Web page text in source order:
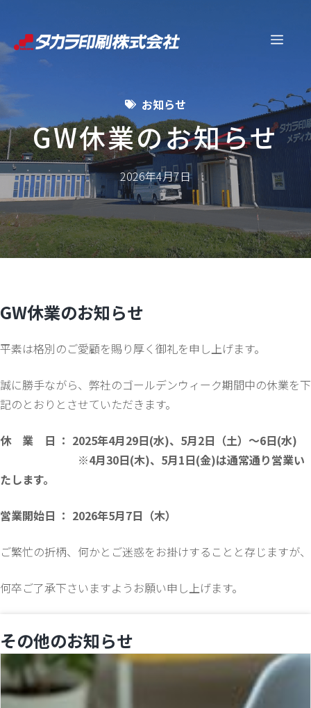
テ
ツ
ス
キ
ッ
メ
ュ
お知らせ
GW休業のお知らせ
2026年4月7日
GW休業のお知らせ
平素は格別のご愛顧を賜り厚く御礼を申し上げます。
誠に勝手ながら、弊社のゴールデンウィーク期間中の休業を下
記のとおりとさせていただきます。
休 業 日 ： 2025年4月29日(水)、5月2日（土）～6日(水)
※4月30日(木)、5月1日(金)は通常通り営業い
たします。
営業開始日 ： 2026年5月7日（木）
ご繁忙の折柄、何かとご迷惑をお掛けすることと存じますが、
何卒ご了承下さいますようお願い申し上げます。
その他のお知らせ